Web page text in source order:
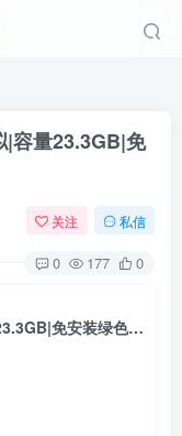
容量23.3GB|免
关注 私信
0 177 0
Remnants v0.22.05.27|策略模拟|容量23.3GB|免安装绿色中文版